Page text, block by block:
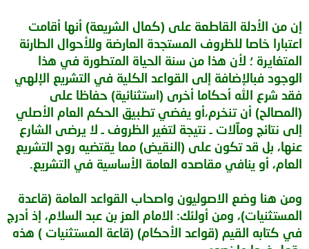
إن من الأدلة القاطعة على (كمال الشريعة) أنها أقامت
اعتبارا خاصا للظروف المستجدة العارضة وللأحوال الطارئة
المتغايرة ؛ لأن هذا من سنة الحياة المتطورة في هذا
الوجود فبالإضافة إلى القواعد الكلية في التشريع الإلهي
فقد شرع الله أحكاما أخرى (استثنائية) حفاظا على
(المصالح) أن تنخرم،أو يفضي تطبيق الحكم العام الأصلي
إلى نتائج ومآلات ـ نتيجة لتغير الظروف ـ لا يرضى الشارع
عنها، بل قد تكون على (النقيض) مما يقتضيه روح التشريع
العام، أو ينافي مقاصده العامة الأساسية في التشريع.
ومن هنا وضع الاصوليون واصحاب القواعد العامة (قاعدة
المستثنيات)، ومن أولئك: الامام العز بن عبد السلام، إذ أدرج
في كتابه القيم (قواعد الأحكام) (قاعة المستثنيات ) هذه